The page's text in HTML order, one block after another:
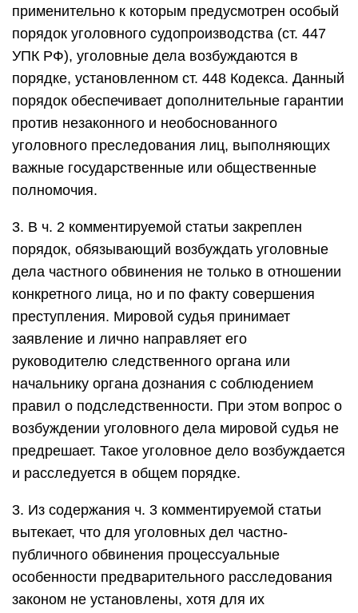
применительно к которым предусмотрен особый
порядок уголовного судопроизводства (ст. 447
УПК РФ), уголовные дела возбуждаются в
порядке, установленном ст. 448 Кодекса. Данный
порядок обеспечивает дополнительные гарантии
против незаконного и необоснованного
уголовного преследования лиц, выполняющих
важные государственные или общественные
полномочия.
3. В ч. 2 комментируемой статьи закреплен
порядок, обязывающий возбуждать уголовные
дела частного обвинения не только в отношении
конкретного лица, но и по факту совершения
преступления. Мировой судья принимает
заявление и лично направляет его
руководителю следственного органа или
начальнику органа дознания с соблюдением
правил о подследственности. При этом вопрос о
возбуждении уголовного дела мировой судья не
предрешает. Такое уголовное дело возбуждается
и расследуется в общем порядке.
3. Из содержания ч. 3 комментируемой статьи
вытекает, что для уголовных дел частно-
публичного обвинения процессуальные
особенности предварительного расследования
законом не установлены, хотя для их